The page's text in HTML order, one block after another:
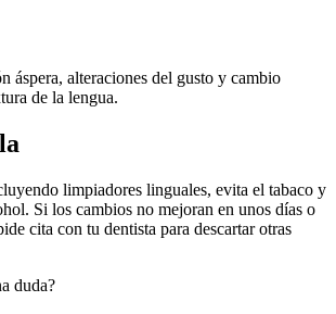
áspera, alteraciones del gusto y cambio
de la lengua.
limpiadores linguales, evita el tabaco y
Si los cambios no mejoran en unos días o
cita con tu dentista para descartar otras
duda?